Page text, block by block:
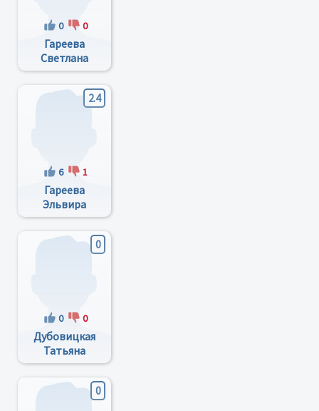
0 0
Гареева
Светлана
Мияссаровна
2.4
6 1
Гареева
Эльвира
Рифовна
0
0 0
Дубовицкая
Татьяна
Дмитриевна
0